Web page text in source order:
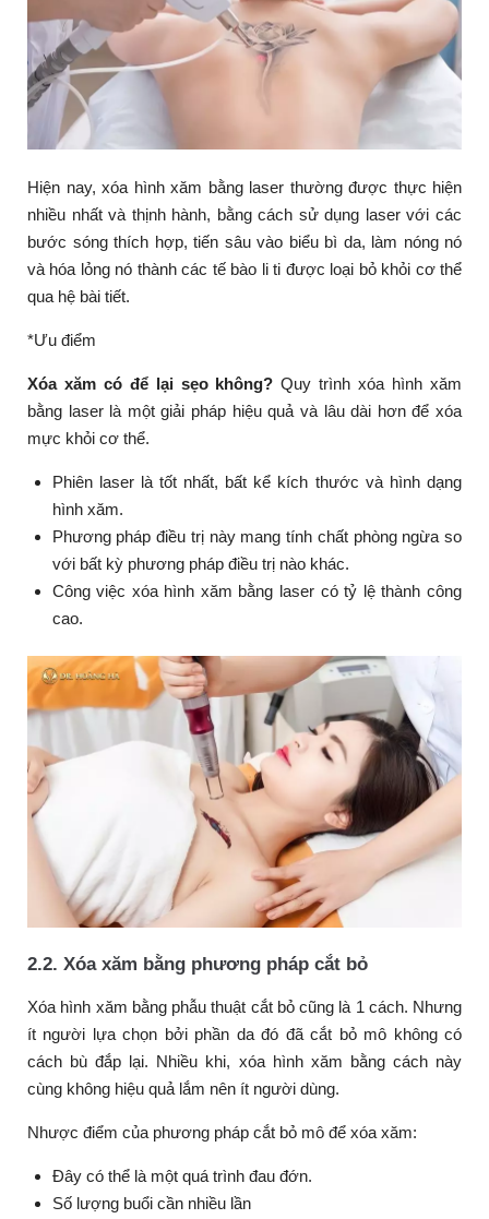
Hiện nay, xóa hình xăm bằng laser thường được thực hiện
nhiều nhất và thịnh hành, bằng cách sử dụng laser với các
bước sóng thích hợp, tiến sâu vào biểu bì da, làm nóng nó
và hóa lỏng nó thành các tế bào li ti được loại bỏ khỏi cơ thể
qua hệ bài tiết.
*Ưu điểm
Xóa xăm có để lại sẹo không? Quy trình xóa hình xăm
bằng laser là một giải pháp hiệu quả và lâu dài hơn để xóa
mực khỏi cơ thể.
Phiên laser là tốt nhất, bất kể kích thước và hình dạng
hình xăm.
Phương pháp điều trị này mang tính chất phòng ngừa so
với bất kỳ phương pháp điều trị nào khác.
Công việc xóa hình xăm bằng laser có tỷ lệ thành công
cao.
2.2. Xóa xăm bằng phương pháp cắt bỏ
Xóa hình xăm bằng phẫu thuật cắt bỏ cũng là 1 cách. Nhưng
ít người lựa chọn bởi phần da đó đã cắt bỏ mô không có
cách bù đắp lại. Nhiều khi, xóa hình xăm bằng cách này
cùng không hiệu quả lắm nên ít người dùng.
Nhược điểm của phương pháp cắt bỏ mô để xóa xăm:
Đây có thể là một quá trình đau đớn.
Số lượng buổi cần nhiều lần